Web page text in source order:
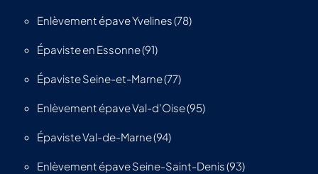
Enlèvement épave Yvelines (78)
Épaviste en Essonne (91)
Épaviste Seine-et-Marne (77)
Enlèvement épave Val-d’Oise (95)
Épaviste Val-de-Marne (94)
Enlèvement épave Seine-Saint-Denis (93)